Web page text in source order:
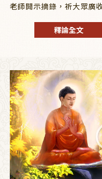
老師開示摘錄，祈大眾廣
釋論全文